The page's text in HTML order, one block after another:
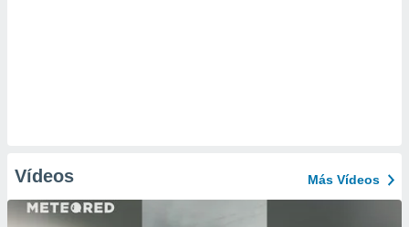
Vídeos Más Vídeos